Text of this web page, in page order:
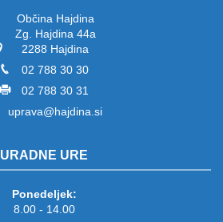
Občina Hajdina
Zg. Hajdina 44a
2288 Hajdina
02 788 30 30
02 788 30 31
uprava@hajdina.si
URADNE URE
Ponedeljek:
8.00 - 14.00